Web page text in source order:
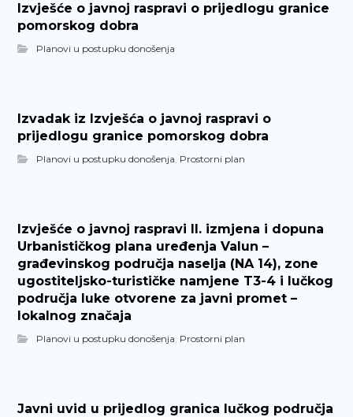
Izvješće o javnoj raspravi o prijedlogu granice
pomorskog dobra
Planovi u postupku donošenja
Izvadak iz Izvješća o javnoj raspravi o
prijedlogu granice pomorskog dobra
Planovi u postupku donošenja, Prostorni plan
Izvješće o javnoj raspravi II. izmjena i dopuna
Urbanističkog plana uređenja Valun –
građevinskog područja naselja (NA 14), zone
ugostiteljsko-turističke namjene T3-4 i lučkog
područja luke otvorene za javni promet –
lokalnog značaja
Planovi u postupku donošenja, Prostorni plan
Javni uvid u prijedlog granica lučkog područja